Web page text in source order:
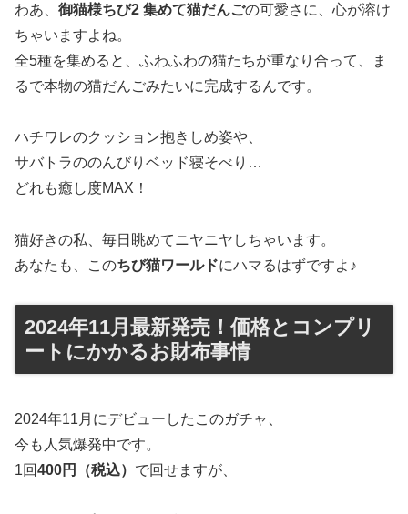
わあ、 御猫様ちび2 集めて猫だんごの可愛さに、心が溶け
ちゃいますよね。
全5種を集めると、ふわふわの猫たちが重なり合って、ま
るで本物の猫だんごみたいに完成するんです。
ハチワレのクッション抱きしめ姿や、
サバトラののんびりベッド寝そべり…
どれも癒し度MAX！
猫好きの私、毎日眺めてニヤニヤしちゃいます。
あなたも、このちび猫ワールドにハマるはずですよ♪
2024年11月最新発売！価格とコンプリ
ートにかかるお財布事情
2024年11月にデビューしたこのガチャ、
今も人気爆発中です。
1回400円（税込） で回せますが、